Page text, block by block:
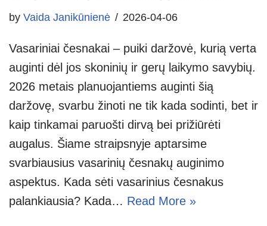
by Vaida Janikūnienė 2026-04-06
Vasariniai česnakai – puiki daržovė, kurią verta
auginti dėl jos skoninių ir gerų laikymo savybių.
2026 metais planuojantiems auginti šią
daržovę, svarbu žinoti ne tik kada sodinti, bet ir
kaip tinkamai paruošti dirvą bei prižiūrėti
augalus. Šiame straipsnyje aptarsime
svarbiausius vasarinių česnakų auginimo
aspektus. Kada sėti vasarinius česnakus
palankiausia? Kada… Read More »